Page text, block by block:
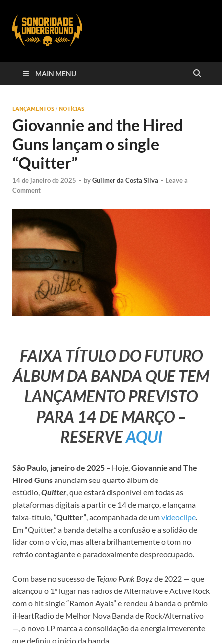
MAIN MENU
LANÇAMENTOS / NOTÍCIAS
Giovannie and the Hired
Guns lançam o single
“Quitter”
14 de janeiro de 2025 - byGuilmer da Costa Silva - Leave a
Comment
FAIXA TÍTULO DO FUTURO
ÁLBUM DA BANDA QUE TEM
LANÇAMENTO PREVISTO
PARA 14 DE MARÇO –
RESERVEAQUI
São Paulo, janeiro de 2025 – Hoje, Giovannie and The
Hired Gunsanunciam seu quarto álbum de
estúdio, Quitter , que estará disponível em todas as
plataformas digitais a partir de 14 de março, e lançama
faixa-título, “Quitter” , acompanhada de umvideoclipe
Em “Quitter,” a banda detalha a confusão e a solidão de
lidar com o vício, mas altera brilhantemente o tom no
refrão contagiante e paradoxalmente despreocupado.
Com base no sucesso de Tejano Punk Boyzde 2022 — que
alcançou o 1º lugar nas rádios de Alternative e Active Rock
com o hit single “Ramon Ayala” e rendeu à banda o prêmio
iHeartRadio de Melhor Nova Banda de Rock/Alternativo
—, o novo LP marca a consolidação da energia irreverente
que definiu o início da banda.